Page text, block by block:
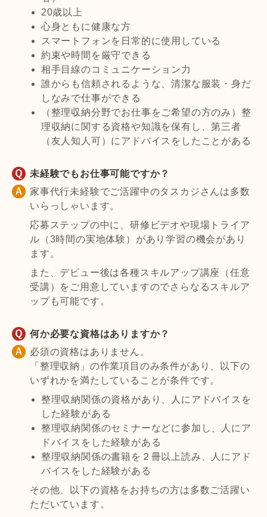
20歳以上
心身ともに健康な方
スマートフォンを日常的に使用している
約束や時間を厳守できる
相手目線のコミュニケーション力
誰からも信頼されるような、清潔な服装・身だ
しなみで仕事ができる
（整理収納分野でお仕事をご希望の方のみ）整
理収納に関する資格や知識を保有し、第三者
（友人知人可）にアドバイスをしたことがある
未経験でもお仕事可能ですか？
家事代行未経験でご活躍中のタスカジさんは多数
いらっしゃいます。
応募ステップの中に、研修ビデオや現場トライア
ル（3時間の実地体験）があり学習の機会があり
ます。
また、デビュー後は各種スキルアップ講座（任意
受講）をご用意していますのでさらなるスキルア
ップも可能です。
何か必要な資格はありますか？
必須の資格はありません。
「整理収納」の作業項目のみ条件があり、以下の
いずれかを満たしていることが条件です。
整理収納関係の資格があり、人にアドバイスを
した経験がある
整理収納関係のセミナーなどに参加し、人にア
ドバイスをした経験がある
整理収納関係の書籍を２冊以上読み、人にアド
バイスをした経験がある
その他、以下の資格をお持ちの方は多数ご活躍い
ただいています。